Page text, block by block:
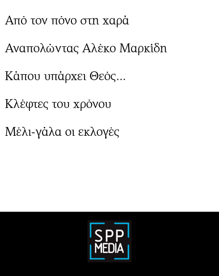
Από τον πόνο στη χαρά
Αναπολώντας Αλέκο Μαρκίδη
Κάπου υπάρχει Θεός…
Κλέφτες του χρόνου
Μέλι-γάλα οι εκλογές